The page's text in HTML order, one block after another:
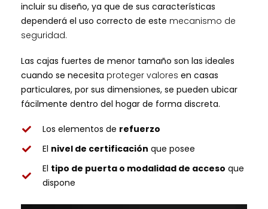
incluir su diseño, ya que de sus características
dependerá el uso correcto de este mecanismo de
seguridad.
Las cajas fuertes de menor tamaño son las ideales
cuando se necesita proteger valores en casas
particulares, por sus dimensiones, se pueden ubicar
fácilmente dentro del hogar de forma discreta.
Los elementos de refuerzo
El nivel de certificación que posee
El tipo de puerta o modalidad de acceso que
dispone